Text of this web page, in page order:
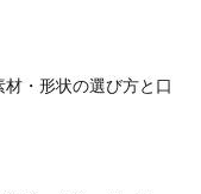
・形状の選び方と口